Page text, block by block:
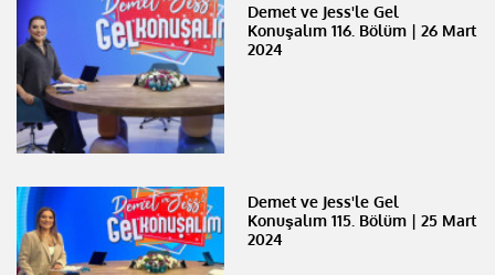
Demet ve Jess'le Gel
Konuşalım 116. Bölüm | 26 Mart
2024
Demet ve Jess'le Gel
Konuşalım 115. Bölüm | 25 Mart
2024